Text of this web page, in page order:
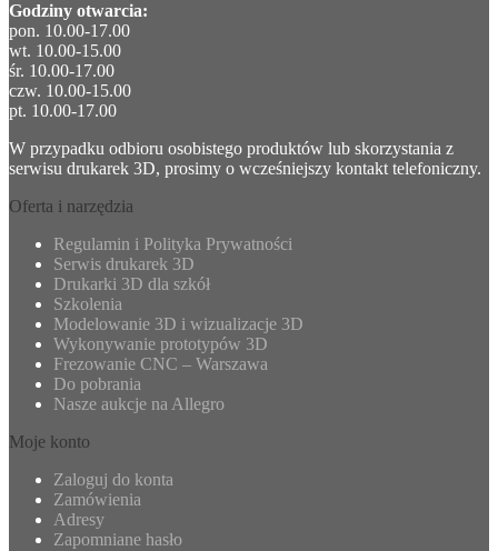
Godziny otwarcia:
pon. 10.00-17.00
wt. 10.00-15.00
śr. 10.00-17.00
czw. 10.00-15.00
pt. 10.00-17.00
W przypadku odbioru osobistego produktów lub skorzystania z
serwisu drukarek 3D, prosimy o wcześniejszy kontakt telefoniczny.
Oferta i narzędzia
Regulamin i Polityka Prywatności
Serwis drukarek 3D
Drukarki 3D dla szkół
Szkolenia
Modelowanie 3D i wizualizacje 3D
Wykonywanie prototypów 3D
Frezowanie CNC – Warszawa
Do pobrania
Nasze aukcje na Allegro
Moje konto
Zaloguj do konta
Zamówienia
Adresy
Zapomniane hasło